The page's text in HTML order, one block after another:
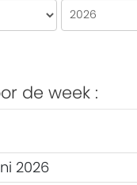
de week :
2026